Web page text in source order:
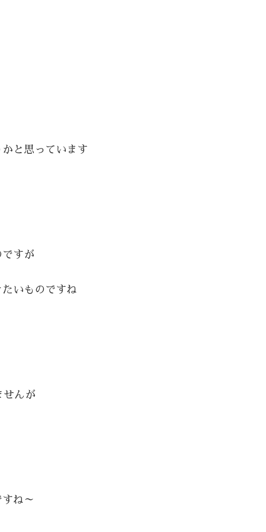
と思っています
すが
いものですね
せんが
ね～